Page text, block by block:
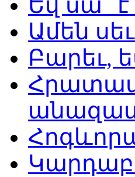
Եվ սա՞
Ամեն
Բարեւ,
Հրատապ